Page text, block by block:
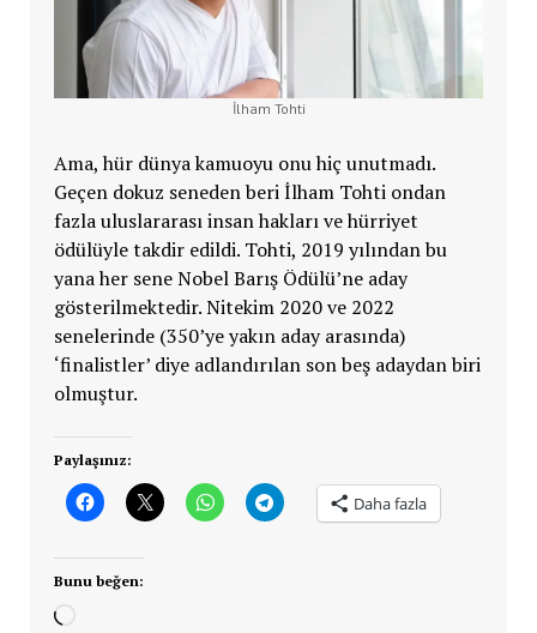
İlham Tohti
Ama, hür dünya kamuoyu onu hiç unutmadı.
Geçen dokuz seneden beri İlham Tohti ondan
fazla uluslararası insan hakları ve hürriyet
ödülüyle takdir edildi. Tohti, 2019 yılından bu
yana her sene Nobel Barış Ödülü’ne aday
gösterilmektedir. Nitekim 2020 ve 2022
senelerinde (350’ye yakın aday arasında)
‘finalistler’ diye adlandırılan son beş adaydan biri
olmuştur.
Paylaşınız:
Daha fazla
Bunu beğen:
Yükleniyor...